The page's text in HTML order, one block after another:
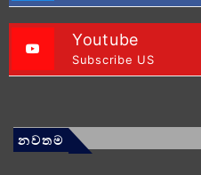
Youtube
Subscribe US
නවතම